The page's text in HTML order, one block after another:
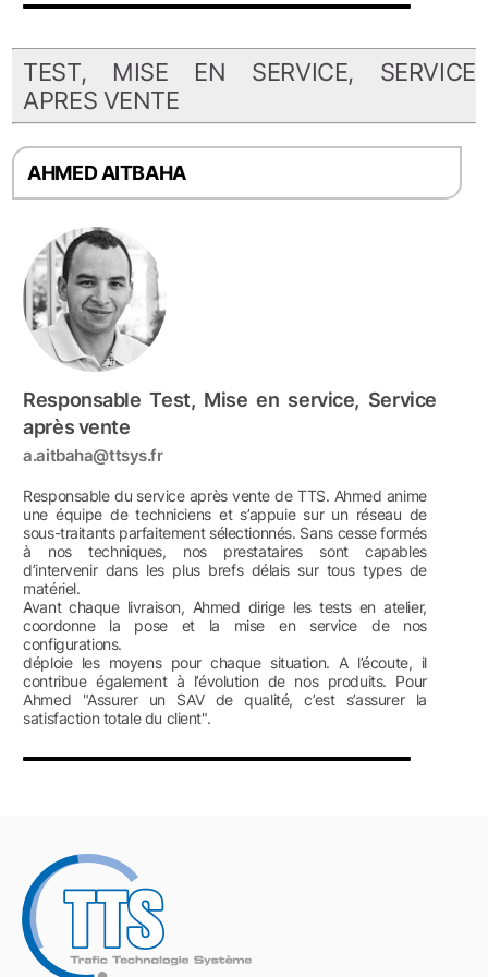
TEST, MISE EN SERVICE, SERVICE
APRES VENTE
AHMED AITBAHA
Responsable Test, Mise en service, Service
après vente
a.aitbaha@ttsys.fr
Responsable du service après vente de TTS. Ahmed anime
une équipe de techniciens et s’appuie sur un réseau de
sous-traitants parfaitement sélectionnés. Sans cesse formés
à nos techniques, nos prestataires sont capables
d’intervenir dans les plus brefs délais sur tous types de
matériel.
Avant chaque livraison, Ahmed dirige les tests en atelier,
coordonne la pose et la mise en service de nos
configurations.
déploie les moyens pour chaque situation. A l’écoute, il
contribue également à l’évolution de nos produits. Pour
Ahmed "Assurer un SAV de qualité, c’est s’assurer la
satisfaction totale du client".